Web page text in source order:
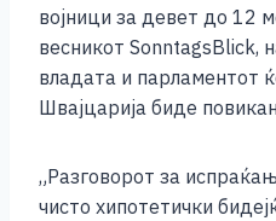
војници за девет до 12
весникот SonntagsBlick,
владата и парламентот
Швајцарија биде
„Разговорот за
чисто хипотетички